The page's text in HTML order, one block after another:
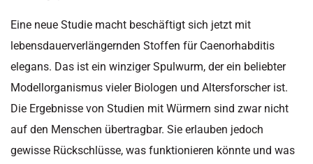
Eine neue Studie macht beschäftigt sich jetzt mit
lebensdauerverlängernden Stoffen für Caenorhabditis
elegans. Das ist ein winziger Spulwurm, der ein beliebter
Modellorganismus vieler Biologen und Altersforscher ist.
Die Ergebnisse von Studien mit Würmern sind zwar nicht
auf den Menschen übertragbar. Sie erlauben jedoch
gewisse Rückschlüsse, was funktionieren könnte und was